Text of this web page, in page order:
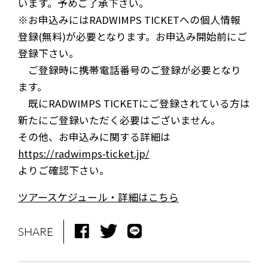
NEWS
MEDIA
LIVE
BIO
MUSIC
ARCHIVES
WIMP'S REPO
STAFF DIARY
CONTACT
います。予めご了承下さい。
※お申込みにはRADWIMPS TICKETへの個人情報
登録(無料)が必要となります。お申込み開始前にご
登録下さい。
ご登録時に携帯電話番号のご登録が必要となり
ます。
既にRADWIMPS TICKETにご登録されている方は
新たにご登録いただく必要はございません。
その他、お申込みに関する詳細は
https://radwimps-ticket.jp/
よりご確認下さい。
ツアースケジュール・詳細はこちら
SHARE